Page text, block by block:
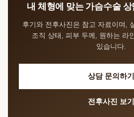
내 체형에 맞는 가슴수술
후기와 전후사진은 참고 자료이며,
조직 상태, 피부 두께, 원하는 라
있습니다.
상담 문의하기
전후사진 보기